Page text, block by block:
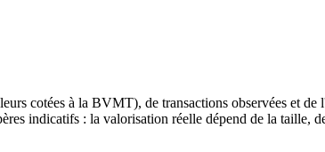
cotées à la BVMT), de transactions observées et de
indicatifs : la valorisation réelle dépend de la taille,